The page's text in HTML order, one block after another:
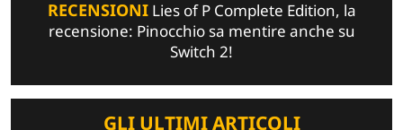
RECENSIONILies of P Complete Edition, la
recensione: Pinocchio sa mentire anche su
Switch 2!
GLI ULTIMI ARTICOLI